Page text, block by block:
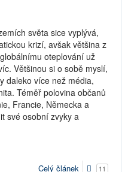
světa sice vyplývá,
krizí, avšak většina z
oteplování už
Většinou si o sobě myslí,
daleko více než média,
Téměř polovina občanů
Francie, Německa a
své osobní zvyky a
Celý článek 11